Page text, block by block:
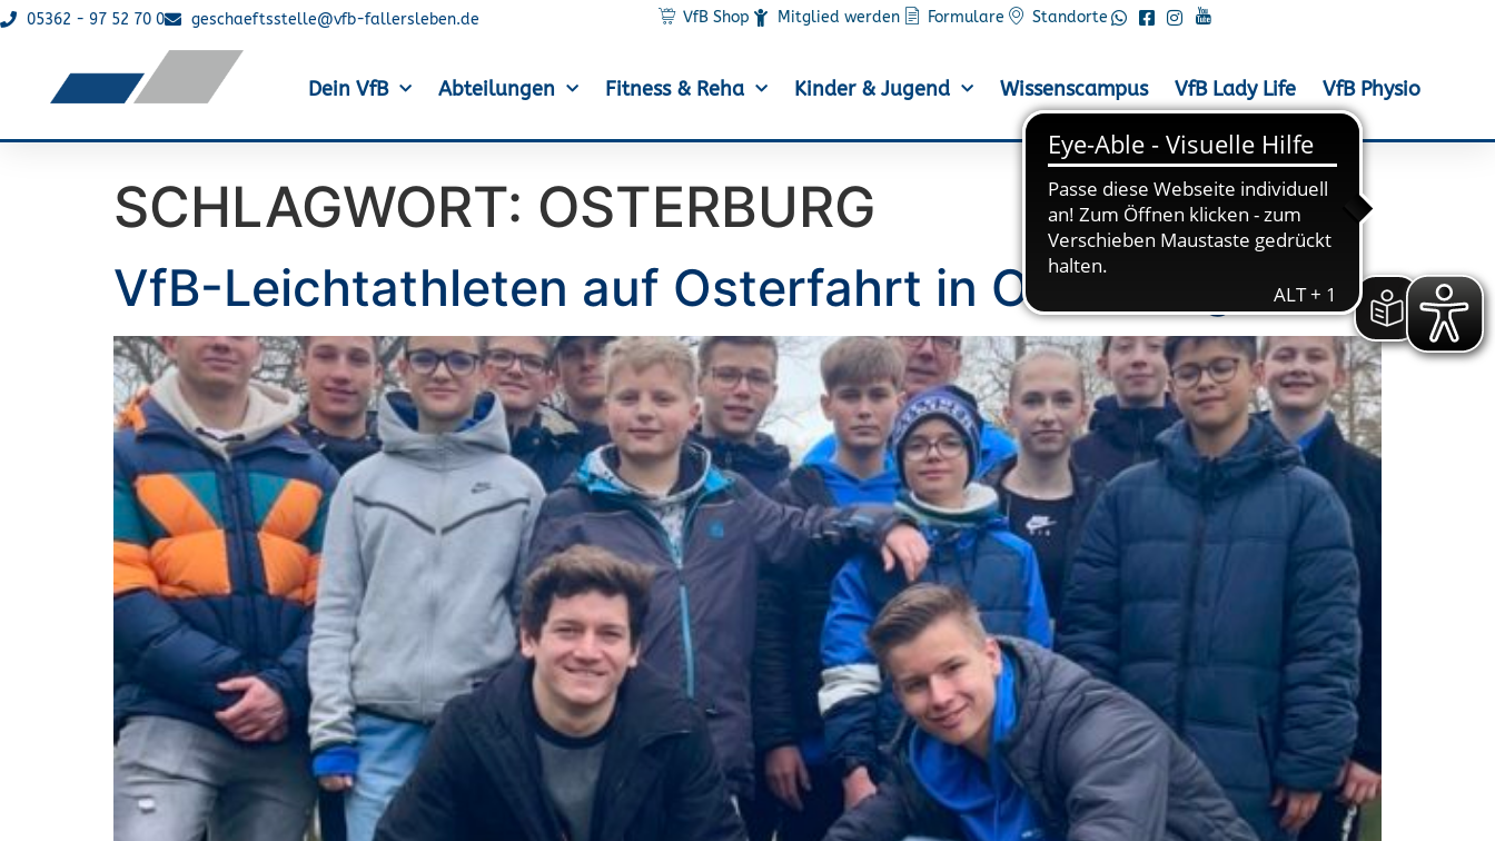
05362 - 97 52 70 0 geschaeftsstelle@vfb-fallersleben.de VfB Shop Mitglied werden Formulare Standorte
Dein VfB Abteilungen Fitness & Reha Kinder & Jugend Wissenscampus VfB Lady Life VfB Physio
SCHLAGWORT: OSTERBURG
VfB-Leichtathleten auf Osterfahrt in Osterburg!